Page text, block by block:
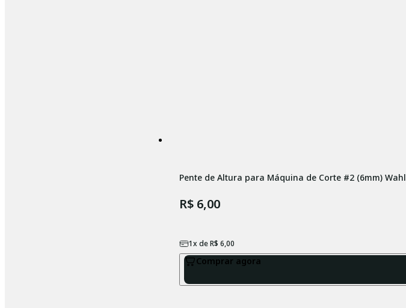
Pente de Altura para Máquina de Corte #2 (6mm) Wahl
R$ 6,00
1x deR$ 6,00
Comprar agora